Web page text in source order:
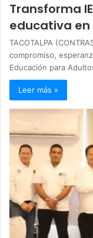
Transforma
educativa
TACOTALPA
compromiso,
Educación para
Leer más »